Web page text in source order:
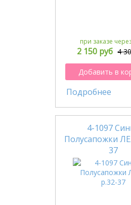
при заказе
2 150 руб 4
Добавить в
Подробнее
4-1097
Полусапожки
37